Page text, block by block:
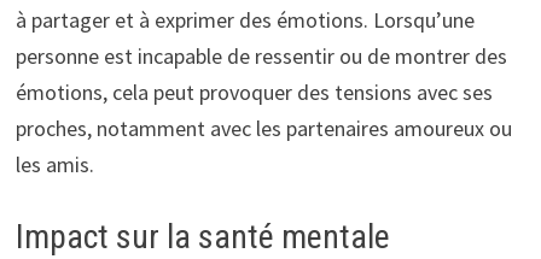
à partager et à exprimer des émotions. Lorsqu’une
personne est incapable de ressentir ou de montrer des
émotions, cela peut provoquer des tensions avec ses
proches, notamment avec les partenaires amoureux ou
les amis.
Impact sur la santé mentale